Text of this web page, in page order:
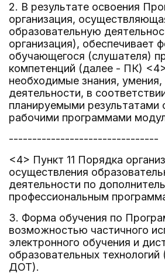
2. В результате освоения
организация,
образовательную
организация), обеспечивает
обучающегося (слушателя)
компетенций (далее - ПК)
необходимые знания,
деятельности, в
планируемыми результатами
рабочими программами
--------------------------------
<4> Пункт 11 Порядка
осуществления
деятельности по
профессиональным
3. Форма обучения по
возможностью частичного
электронного обучения и
образовательных
ДОТ).